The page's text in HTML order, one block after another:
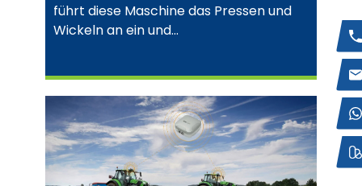
führt diese Maschine das Pressen und
Wickeln an ein und…